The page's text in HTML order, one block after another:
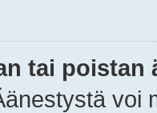
tai poistan
voi